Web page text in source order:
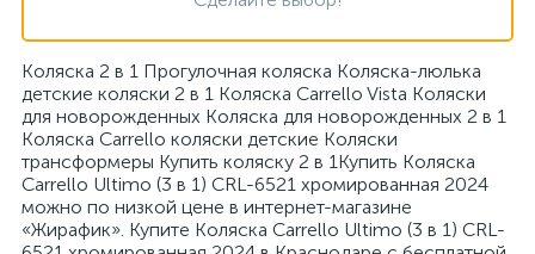
Коляска 2 в 1 Прогулочная коляска Коляска-люлька
детские коляски 2 в 1 Коляска Carrello Vista Коляски
для новорожденных Коляска для новорожденных 2 в 1
Коляска Carrello коляски детские Коляски
трансформеры Купить коляску 2 в 1Купить Коляска
Carrello Ultimo (3 в 1) CRL-6521 хромированная 2024
можно по низкой цене в интернет-магазине
«Жирафик». Купите Коляска Carrello Ultimo (3 в 1) CRL-